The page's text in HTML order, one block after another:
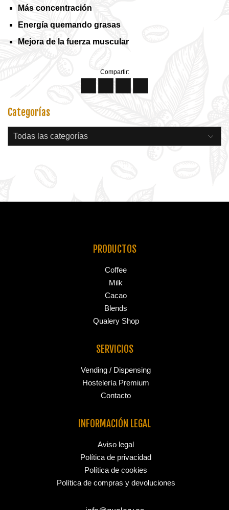
Más concentración
Energía quemando grasas
Mejora de la fuerza muscular
Compartir:
Categorías
PRODUCTOS
Coffee
Milk
Cacao
Blends
Qualery Shop
SERVICIOS
Vending / Dispensing
Hostelería Premium
Contacto
INFORMACIÓN LEGAL
Aviso legal
Política de privacidad
Política de cookies
Política de compras y devoluciones